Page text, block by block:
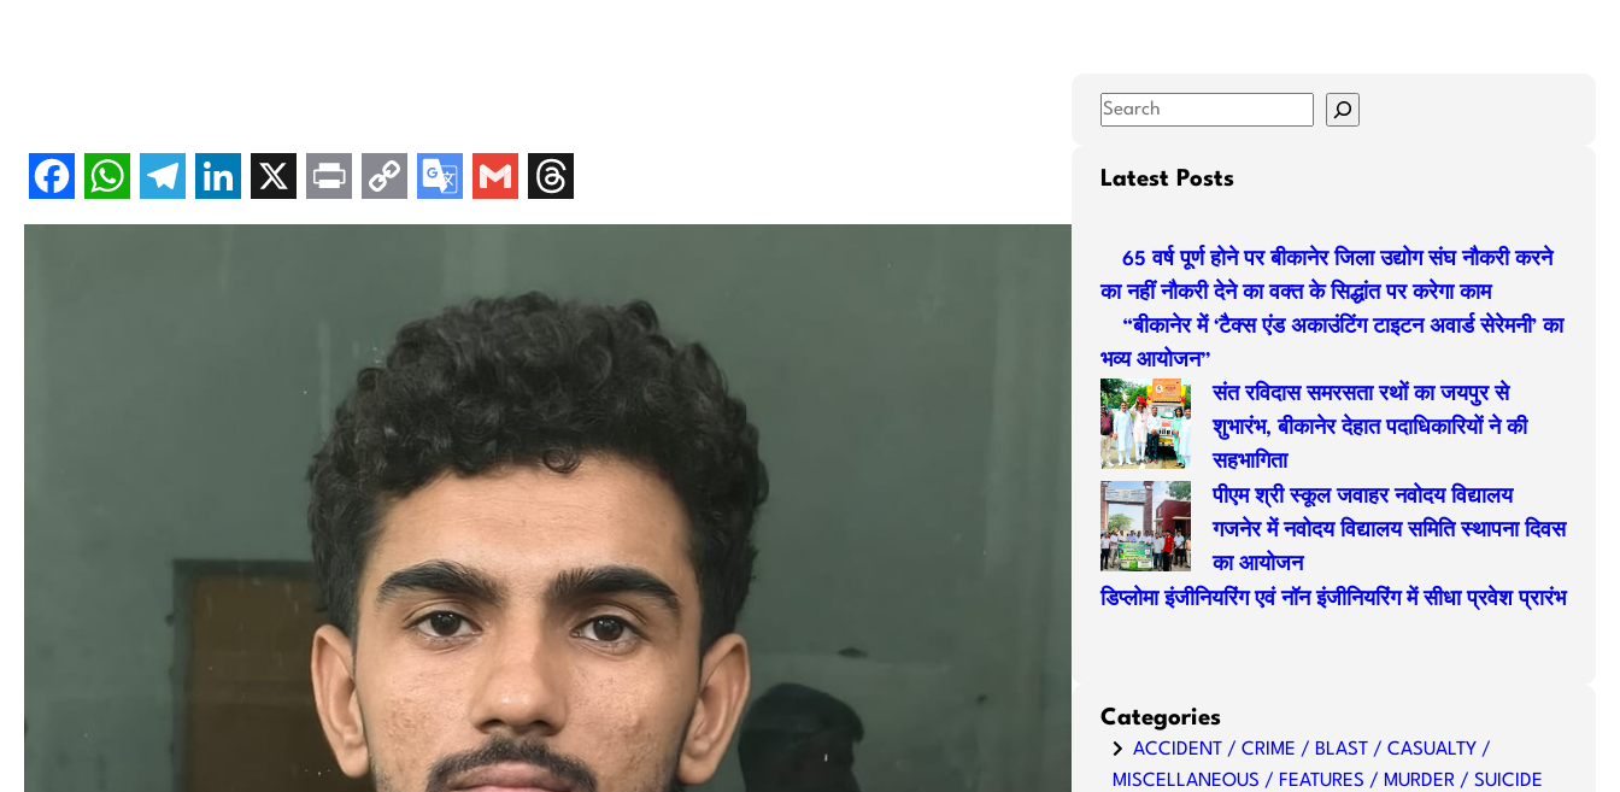
S
aLatest Posts
65 वर्ष पूर्ण होने पर बीकानेर जिला उद्योग संघ नौकरी करने
का नहीं नौकरी देने का वक्त के सिद्धांत पर करेगा काम
“बीकानेर में ‘टैक्स एंड अकाउंटिंग टाइटन अवार्ड सेरेमनी’ का
भव्य आयोजन”
संत रविदास समरसता रथों का जयपुर से
शुभारंभ, बीकानेर देहात पदाधिकारियों ने की
सहभागिता
पीएम श्री स्कूल जवाहर नवोदय विद्यालय
गजनेर में नवोदय विद्यालय समिति स्थापना दिवस
का आयोजन
डिप्लोमा इंजीनियरिंग एवं नॉन इंजीनियरिंग में सीधा प्रवेश प्रारंभ
Categories
ACCIDENT / CRIME / BLAST / CASUALTY /
MISCELLANEOUS / FEATURES / MURDER / SUICIDE